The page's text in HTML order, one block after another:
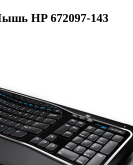
HP 672097-143